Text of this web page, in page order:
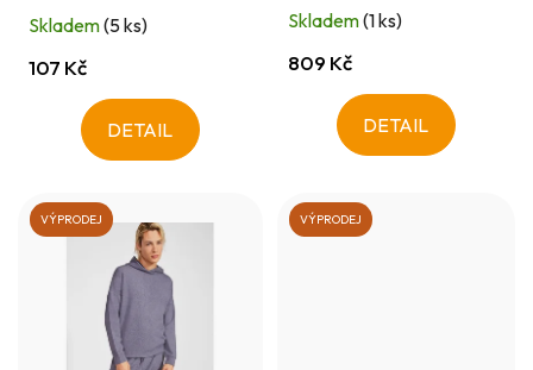
ů
Skladem(5 ks)
107 Kč
DETAIL
Skladem(1 ks)
809 Kč
DETAIL
VÝPRODEJ VÝPRODEJ